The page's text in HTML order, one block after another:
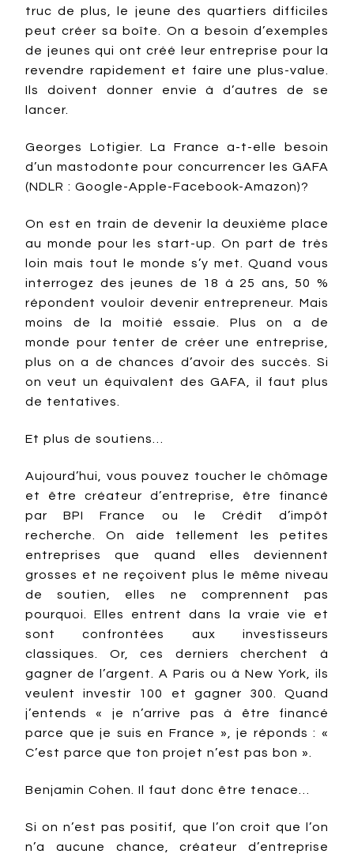
truc de plus, le jeune des quartiers difficiles
peut créer sa boîte. On a besoin d’exemples
de jeunes qui ont créé leur entreprise pour la
revendre rapidement et faire une plus-value.
Ils doivent donner envie à d’autres de se
lancer.
Georges Lotigier. La France a-t-elle besoin
d’un mastodonte pour concurrencer les GAFA
(NDLR : Google-Apple-Facebook-Amazon)?
On est en train de devenir la deuxième place
au monde pour les start-up. On part de très
loin mais tout le monde s’y met. Quand vous
interrogez des jeunes de 18 à 25 ans, 50 %
répondent vouloir devenir entrepreneur. Mais
moins de la moitié essaie. Plus on a de
monde pour tenter de créer une entreprise,
plus on a de chances d’avoir des succès. Si
on veut un équivalent des GAFA, il faut plus
de tentatives.
Et plus de soutiens…
Aujourd’hui, vous pouvez toucher le chômage
et être créateur d’entreprise, être financé
par BPI France ou le Crédit d’impôt
recherche. On aide tellement les petites
entreprises que quand elles deviennent
grosses et ne reçoivent plus le même niveau
de soutien, elles ne comprennent pas
pourquoi. Elles entrent dans la vraie vie et
sont confrontées aux investisseurs
classiques. Or, ces derniers cherchent à
gagner de l’argent. A Paris ou à New York, ils
veulent investir 100 et gagner 300. Quand
j’entends « je n’arrive pas à être financé
parce que je suis en France », je réponds : «
C’est parce que ton projet n’est pas bon ».
Benjamin Cohen. Il faut donc être tenace…
Si on n’est pas positif, que l’on croit que l’on
n’a aucune chance, créateur d’entreprise